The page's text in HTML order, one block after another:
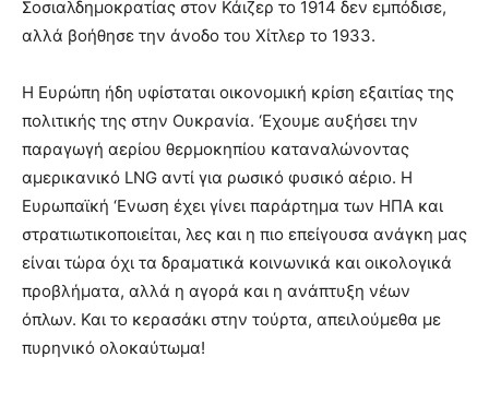
Σοσιαλδημοκρατίας στον Κάιζερ το 1914 δεν εμπόδισε,
αλλά βοήθησε την άνοδο του Χίτλερ το 1933.
Η Ευρώπη ήδη υφίσταται οικονομική κρίση εξαιτίας της
πολιτικής της στην Ουκρανία. ‘Εχουμε αυξήσει την
παραγωγή αερίου θερμοκηπίου καταναλώνοντας
αμερικανικό LNG αντί για ρωσικό φυσικό αέριο. Η
Ευρωπαϊκή ‘Ενωση έχει γίνει παράρτημα των ΗΠΑ και
στρατιωτικοποιείται, λες και η πιο επείγουσα ανάγκη μας
είναι τώρα όχι τα δραματικά κοινωνικά και οικολογικά
προβλήματα, αλλά η αγορά και η ανάπτυξη νέων
όπλων. Και το κερασάκι στην τούρτα, απειλούμεθα με
πυρηνικό ολοκαύτωμα!